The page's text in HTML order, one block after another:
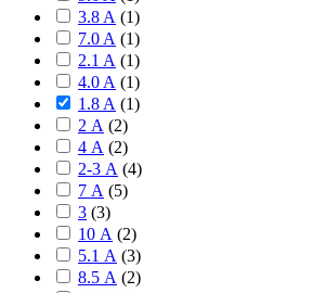
3.8 A (1)
7.0 A (1)
2.1 A (1)
4.0 A (1)
1.8 A (1)
2 А (2)
4 А (2)
2-3 А (4)
7 А (5)
3 (3)
10 А (2)
5.1 А (3)
8.5 А (2)